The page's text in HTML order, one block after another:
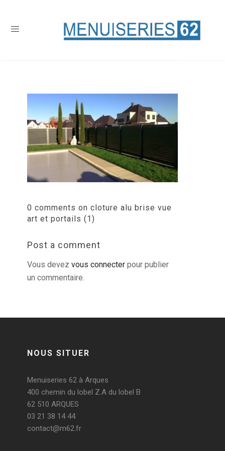
0 comments on cloture alu brise vue
art et portails (1)
Post a comment
Vous devez vous connecter pour publier
un commentaire.
NOUS SITUER
Menuiseries 62 à Arques
400 chemin du lobel Z.A du lobel B
62 510 ARQUES
03 21 38 14 44
contact@m62.fr